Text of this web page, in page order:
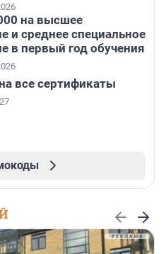
на высшее
и среднее специальное
в первый год обучения
все сертификаты